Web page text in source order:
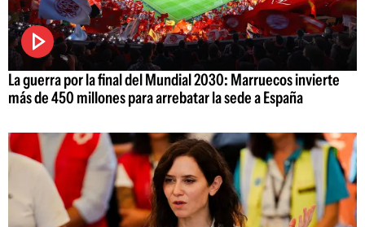
La guerra por la final del Mundial 2030: Marruecos invierte
más de 450 millones para arrebatar la sede a España